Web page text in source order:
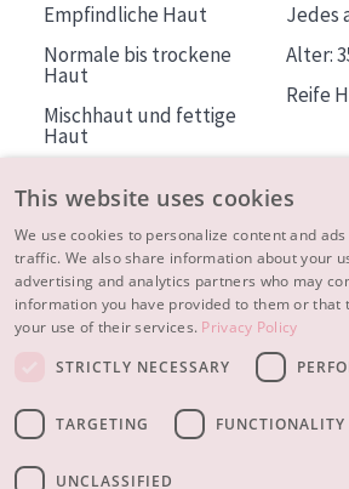
Empfindliche Haut
Normale bis trockene
Haut
Mischhaut und fettige
Haut
Haut
Jedes
Alter:
Reife
ÜBER DIADERMINE
Mehr über uns
Inspiration
This website uses cookies
We use cookies to personalize content and
traffic. We also share information about your
advertising and analytics partners who may
information you have provided to them or that
your use of their services. Privacy Policy
STRICTLY NECESSARY
TARGETING FUNCTIONALITY
UNCLASSIFIED